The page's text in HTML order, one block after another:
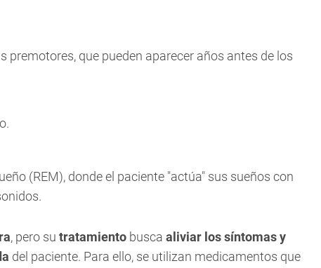
premotores, que pueden aparecer años antes de los
(REM), donde el paciente "actúa" sus sueños con
, pero su tratamiento busca aliviar los síntomas y
del paciente. Para ello, se utilizan medicamentos que